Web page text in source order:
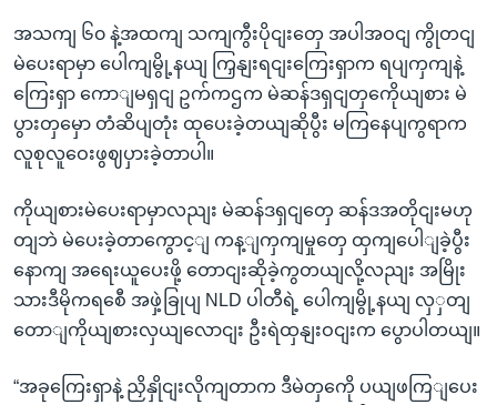
အသကျ ၆၀ နဲ့အထကျ သကျကွီးပိုငျးတှေ အပါအဝငျ ကွိုတငျ
မဲပေးရာမှာ ပေါကျမွို့နယျ ကြှနျးရငျးကြေးရှာက ရပျကှကျနဲ့
ကြေးရှာ ကောျမရှငျ ဥက်ကဌက မဲဆန်ဒရှငျတှကေိုယျစား မဲ
ပွားတှမှော တံဆိပျတုံး ထုပေးခဲ့တယျဆိုပွီး မကြနေပျကွရာက
လူစုလူဝေးဖွဈပှားခဲ့တာပါ။
ကိုယျစားမဲပေးရာမှာလညျး မဲဆန်ဒရှငျတှေ ဆန်ဒအတိုငျးမဟု
တျဘဲ မဲပေးခဲ့တာကွောင့ျ ကန့ျကှကျမှုတှေ ထှကျပေါျခဲ့ပွီး
နောကျ အရေးယူပေးဖို့ တောငျးဆိုခဲ့ကွတယျလို့လညျး အမြိုး
သားဒီမိုကရစေီ အဖှဲ့ခြုပျ NLD ပါတီရဲ့ ပေါကျမွို့နယျ လှှတျ
တောျကိုယျစားလှယျလောငျး ဦးရဲထှနျးဝငျးက ပွောပါတယျ။
“အခုကြေးရှာနဲ့ ညှိနှိုငျးလိုကျတာက ဒီမဲတှကေို ပယျဖကြျပေး